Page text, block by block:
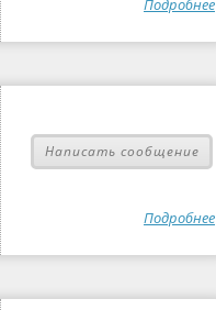
Подробнее
Написать сообщение
Подробнее